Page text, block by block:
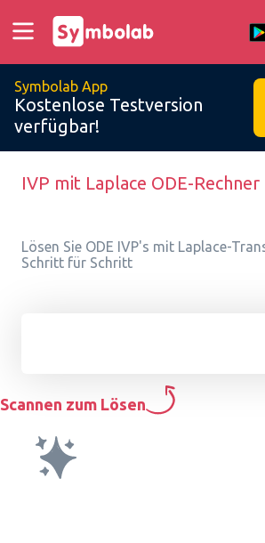
Symbolab App
Kostenlose Testversion
verfügbar!
IVP mit Laplace ODE-Rechner
Lösen Sie ODE IVP's mit Laplace-
Schritt für Schritt
Scannen zum Lösen